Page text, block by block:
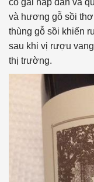
cô gái hấp dẫn và
và hương gỗ sồi
thùng gỗ sồi khiến
sau khi vị rượu
thị trường.